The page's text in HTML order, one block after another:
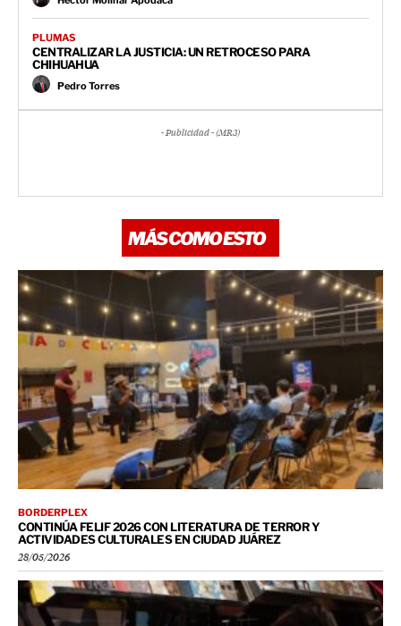
PLUMAS
CENTRALIZAR LA JUSTICIA: UN RETROCESO PARA
CHIHUAHUA
Pedro Torres
- Publicidad - (MR3)
MÁS COMO ESTO
BORDERPLEX
CONTINÚA FELIF 2026 CON LITERATURA DE TERROR Y
ACTIVIDADES CULTURALES EN CIUDAD JUÁREZ
28/05/2026